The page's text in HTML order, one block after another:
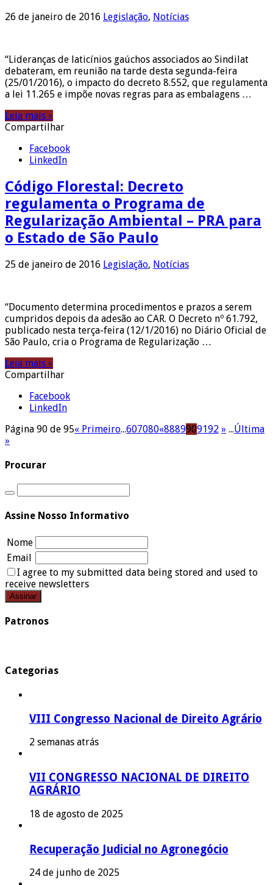
26 de janeiro de 2016 Legislação, Notícias
“Lideranças de laticínios gaúchos associados ao Sindilat
debateram, em reunião na tarde desta segunda-feira
(25/01/2016), o impacto do decreto 8.552, que regulamenta
a lei 11.265 e impõe novas regras para as embalagens …
Leia mais »
Compartilhar
Facebook
LinkedIn
Código Florestal: Decreto
regulamenta o Programa de
Regularização Ambiental – PRA para
o Estado de São Paulo
25 de janeiro de 2016 Legislação, Notícias
“Documento determina procedimentos e prazos a serem
cumpridos depois da adesão ao CAR. O Decreto nº 61.792,
publicado nesta terça-feira (12/1/2016) no Diário Oficial de
São Paulo, cria o Programa de Regularização …
Leia mais »
Compartilhar
Facebook
LinkedIn
Página 90 de 95« Primeiro...607080«8889909192 » ...Última
»
Procurar
Assine Nosso Informativo
Nome
Email
I agree to my submitted data being stored and used to
receive newsletters
Patronos
Categorias
VIII Congresso Nacional de Direito Agrário
2 semanas atrás
VII CONGRESSO NACIONAL DE DIREITO
AGRÁRIO
18 de agosto de 2025
Recuperação Judicial no Agronegócio
24 de junho de 2025